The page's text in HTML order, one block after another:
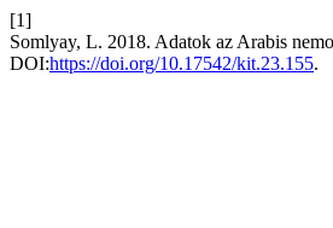
[1]
Somlyay, L. 2018. Adatok az Arabis
DOI:https://doi.org/10.17542/kit.23.155.